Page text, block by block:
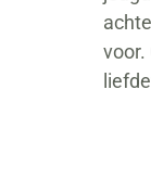
voor.